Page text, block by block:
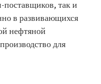
поставщиков, так и
в развивающихся
нефтяной
для